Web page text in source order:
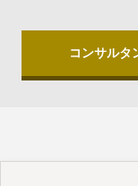
コンサルタ